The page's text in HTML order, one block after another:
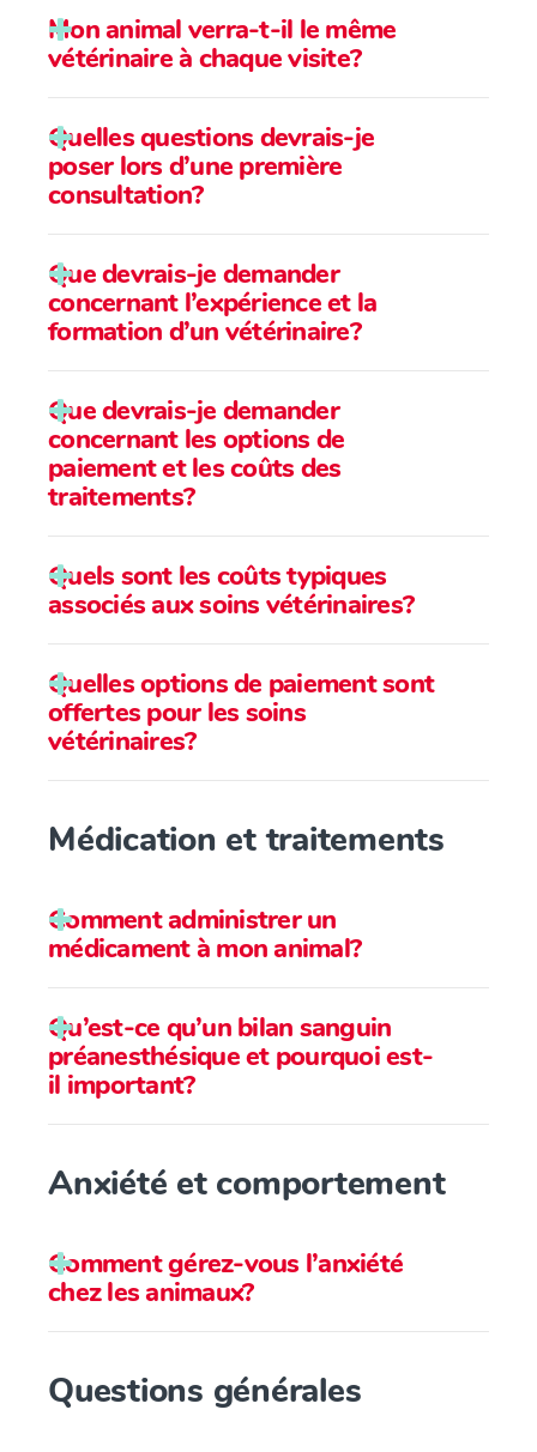
Mon animal verra-t-il le même
vétérinaire à chaque visite?
Quelles questions devrais-je
poser lors d’une première
consultation?
Que devrais-je demander
concernant l’expérience et la
formation d’un vétérinaire?
Que devrais-je demander
concernant les options de
paiement et les coûts des
traitements?
Quels sont les coûts typiques
associés aux soins vétérinaires?
Quelles options de paiement sont
offertes pour les soins
vétérinaires?
Médication et traitements
Comment administrer un
médicament à mon animal?
Qu’est-ce qu’un bilan sanguin
préanesthésique et pourquoi est-
il important?
Anxiété et comportement
Comment gérez-vous l’anxiété
chez les animaux?
Questions générales